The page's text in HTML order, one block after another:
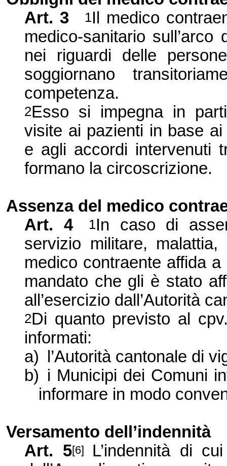
Art. 3
1Il medico
medico-sanitario
nei riguardi delle
soggiornano
competenza.
2Esso si impegna in
visite ai pazienti in base
e agli accordi intervenuti
formano la circoscrizione.
Assenza del medico
Art. 4
1In caso di
servizio militare,
medico contraente affida
mandato che gli è stato
all’esercizio dall’Autorità
2Di quanto previsto al
informati:
a)
l’Autorità cantonale di
b) i Municipi dei Comuni
informare in modo
Versamento dell’indennità
Art. 5[6]
L’indennità di